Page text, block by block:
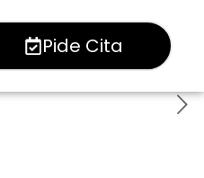
Pide Cita